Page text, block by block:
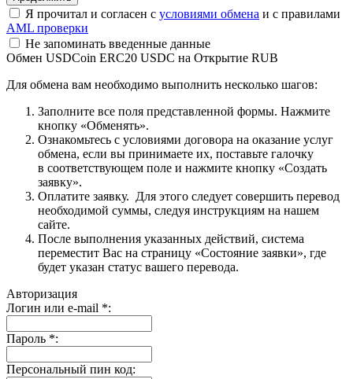
Я прочитал и согласен с условиями обмена и с правилами
AML проверки
Не запоминать введенные данные
Обмен USDCoin ERC20 USDC на Открытие RUB
Для обмена вам необходимо выполнить несколько шагов:
Заполните все поля представленной формы. Нажмите
кнопку «Обменять».
Ознакомьтесь с условиями договора на оказание услуг
обмена, если вы принимаете их, поставьте галочку
в соответствующем поле и нажмите кнопку «Создать
заявку».
Оплатите заявку. Для этого следует совершить перевод
необходимой суммы, следуя инструкциям на нашем
сайте.
После выполнения указанных действий, система
переместит Вас на страницу «Состояние заявки», где
будет указан статус вашего перевода.
Авторизация
Логин или e-mail *:
Пароль *:
Персональный пин код: